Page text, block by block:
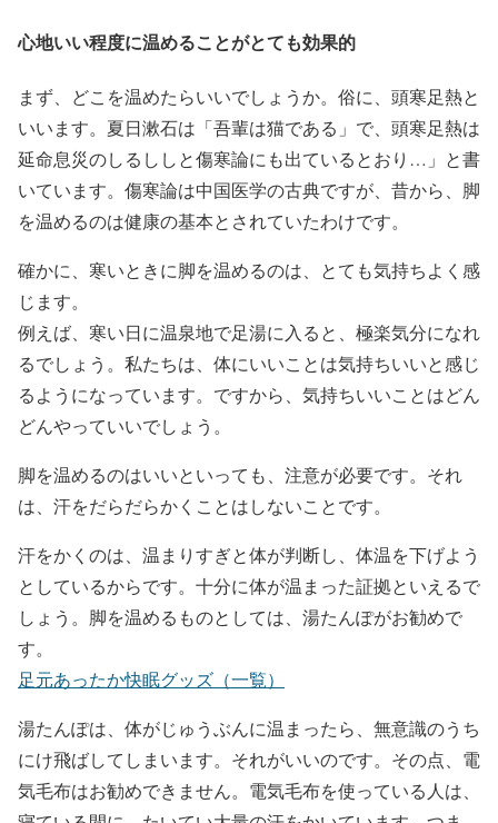
心地いい程度に温めることがとても効果的
まず、どこを温めたらいいでしょうか。俗に、頭寒足熱と
いいます。夏日漱石は「吾輩は猫である」で、頭寒足熱は
延命息災のしるししと傷寒論にも出ているとおり…」と書
いています。傷寒論は中国医学の古典ですが、昔から、脚
を温めるのは健康の基本とされていたわけです。
確かに、寒いときに脚を温めるのは、とても気持ちよく感
じます。
例えば、寒い日に温泉地で足湯に入ると、極楽気分になれ
るでしょう。私たちは、体にいいことは気持ちいいと感じ
るようになっています。ですから、気持ちいいことはどん
どんやっていいでしょう。
脚を温めるのはいいといっても、注意が必要です。それ
は、汗をだらだらかくことはしないことです。
汗をかくのは、温まりすぎと体が判断し、体温を下げよう
としているからです。十分に体が温まった証拠といえるで
しょう。脚を温めるものとしては、湯たんぽがお勧めで
す。
足元あったか快眠グッズ（一覧）
湯たんぽは、体がじゅうぶんに温まったら、無意識のうち
にけ飛ばしてしまいます。それがいいのです。その点、電
気毛布はお勧めできません。電気毛布を使っている人は、